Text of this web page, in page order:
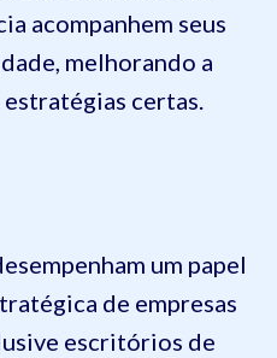
acompanhem seus
melhorando a
certas.
um papel
de empresas
escritórios de